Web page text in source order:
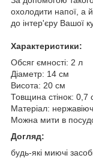
охолодити напої, а
до інтер'єру Вашої
Характеристики:
Обсяг ємності: 2 л
Діаметр: 14 см
Висота: 20 см
Товщина стінок: 0,7
Матеріал:
Можна мити в
Догляд:
будь-які миючі